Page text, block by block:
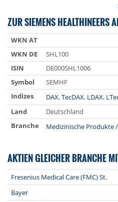
ZUR SIEMENS HEALTHINEERS
WKN AT
WKN DE
SHL100
ISIN
DE000SHL1006
Symbol
SEMHF
Indizes
DAX,TecDAX, LDAX,
Land
Deutschland
Branche
Medizinische Produkte
AKTIEN GLEICHER BRANCHE
Fresenius Medical Care (FMC) St.
Bayer